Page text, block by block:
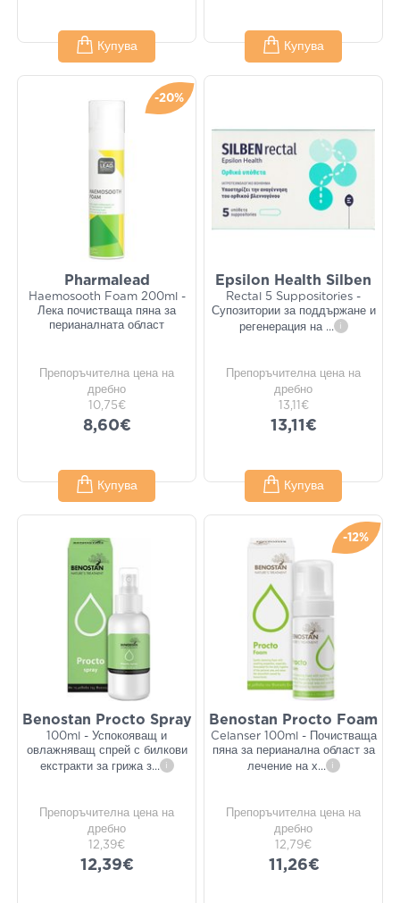
Купува Купува
-20%
Pharmalead
Haemosooth Foam 200ml -
Лека почистваща пяна за
перианалната област
Препоръчителна цена на
дребно
10,75€
8,60€
Купува
Epsilon Health Silben
Rectal 5 Suppositories -
Супозитории за поддържане и
регенерация на ... i
Препоръчителна цена на
дребно
13,11€
13,11€
Купува
Benostan Procto Spray
100ml - Успокояващ и
овлажняващ спрей с билкови
екстракти за грижа з... i
Препоръчителна цена на
дребно
12,39€
12,39€
-12%
Benostan Procto Foam
Celanser 100ml - Почистваща
пяна за перианална област за
лечение на х... i
Препоръчителна цена на
дребно
12,79€
11,26€